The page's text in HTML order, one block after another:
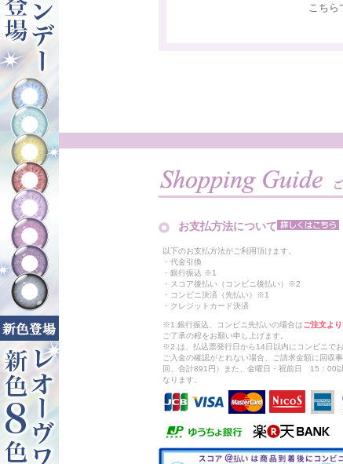
こちら
お支払方法について
以下のお支払方法がご利用頂けます。
・代金引換
・銀行振込 ※1
・スコア後払い（コンビニ後払い）※2
・コンビニ決済（先払い）※1
・クレジットカード決済
※1.銀行振込、コンビニ先払いの場合はご注文よ
ご了承の程をお願い申し上げます。
※2.は、払込票発行日から14日以内にコンビニで
ご入金の確認がとれない場合、ご請求金額に回収
回、合計891円）また、金曜日・祝前日 15：00
なります。